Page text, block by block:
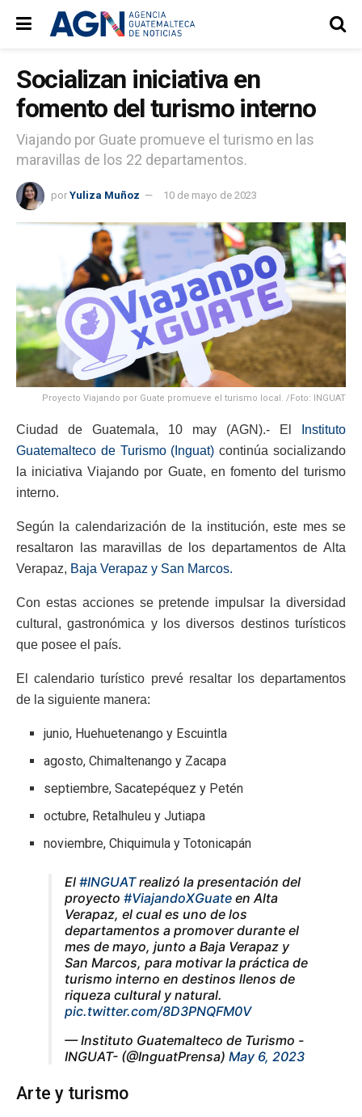
Socializan iniciativa en
fomento del turismo interno
Viajando por Guate promueve el turismo en las
maravillas de los 22 departamentos.
por Yuliza Muñoz 10 de mayo de 2023
Proyecto Viajando por Guate promueve el turismo local. /Foto: INGUAT
Ciudad de Guatemala, 10 may (AGN).- El
Instituto
Guatemalteco de Turismo (Inguat) continúa socializando
la iniciativa Viajando por Guate, en fomento del turismo
interno.
Según la calendarización de la institución, este mes se
resaltaron las maravillas de los departamentos de Alta
Verapaz, Baja Verapaz y San Marcos.
Con estas acciones se pretende impulsar la diversidad
cultural, gastronómica y los diversos destinos turísticos
que posee el país.
El calendario turístico prevé resaltar los departamentos
de la siguiente manera:
junio, Huehuetenango y Escuintla
agosto, Chimaltenango y Zacapa
septiembre, Sacatepéquez y Petén
octubre, Retalhuleu y Jutiapa
noviembre, Chiquimula y Totonicapán
El #INGUATrealizó la presentación del
proyecto #ViajandoXGuate en Alta
Verapaz, el cual es uno de los
departamentos a promover durante el
mes de mayo, junto a Baja Verapaz y
San Marcos, para motivar la práctica de
turismo interno en destinos llenos de
riqueza cultural y natural.
pic.twitter.com/8D3PNQFM0V
— Instituto Guatemalteco de Turismo -
INGUAT- (@InguatPrensa) May 6, 2023
Arte y turismo